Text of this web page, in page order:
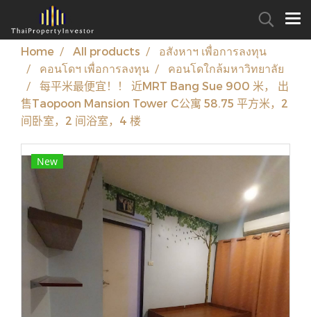
Home All products
อสังหาฯ เพื่อการลงทุน
คอนโดฯ เพื่อการลงทุน
คอนโดใกล้มหาวิทยาลัย
每平米最便宜！！ 近MRT Bang Sue 900 米， 出
售Taopoon Mansion Tower C公寓 58.75 平方米，2
间卧室，2 间浴室，4 楼
New